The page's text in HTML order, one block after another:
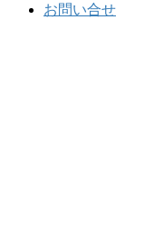
お問い合せ